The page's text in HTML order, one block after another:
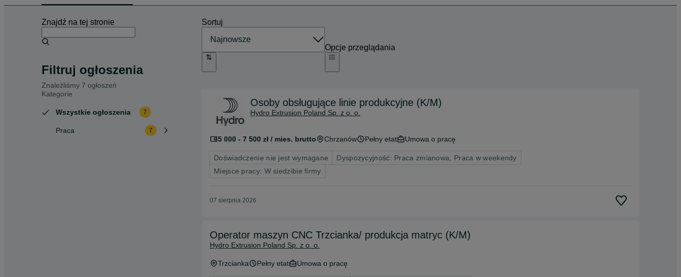
Znajdź na tej stronie
Filtruj ogłoszenia
Znaleźliśmy 7 ogłoszeń
Kategorie
Wszystkie ogłoszenia 7
Praca 7
Sortuj
Opcje przeglądania
Osoby obsługujące linie produkcyjne (K/M)
Hydro Extrusion Poland Sp. z o. o.
5 000 - 7 500 zł / mies. brutto Chrzanów Pełny etat Umowa o pracę
Doświadczenie nie jest wymagane
Dyspozycyjność: Praca zmianowa, Praca w weekendy
Miejsce pracy: W siedzibie firmy
07 sierpnia 2026
Operator maszyn CNC Trzcianka/ produkcja matryc (K/M)
Hydro Extrusion Poland Sp. z o. o.
Trzcianka Pełny etat Umowa o pracę